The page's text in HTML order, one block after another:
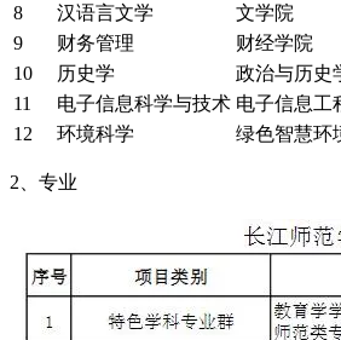
8
汉语言文学 文学院
9
财务管理 财经学院
10
历史学 政治与历史
11
电子信息科学与技术 电子信息工
12
环境科学 绿色智慧环
2、专业